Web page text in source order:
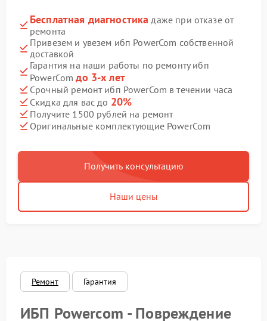
Бесплатная диагностика даже при отказе от
ремонта
Привезем и увезем ибп PowerCom собственной
доставкой
Гарантия на наши работы по ремонту ибп
PowerComдо 3-х лет
Срочный ремонт ибп PowerCom в течении часа
Скидка для вас до 20%
Получите 1500 рублей на ремонт
Оригинальные комплектующие PowerCom
Получить консультацию
Наши цены
Ремонт Гарантия
ИБП Powercom - Повреждение